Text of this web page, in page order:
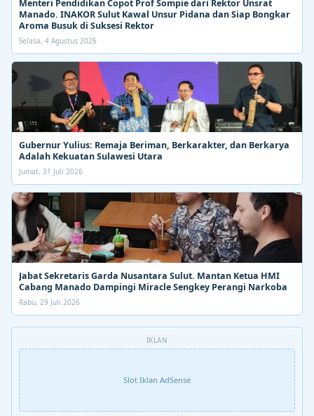
Menteri Pendidikan Copot Prof Sompie dari Rektor Unsrat
Manado. INAKOR Sulut Kawal Unsur Pidana dan Siap Bongkar
Aroma Busuk di Suksesi Rektor
Selasa, 4 Agustus 2026
Gubernur Yulius: Remaja Beriman, Berkarakter, dan Berkarya
Adalah Kekuatan Sulawesi Utara
Jumat, 31 Juli 2026
Jabat Sekretaris Garda Nusantara Sulut. Mantan Ketua HMI
Cabang Manado Dampingi Miracle Sengkey Perangi Narkoba
Rabu, 29 Juli 2026
IKLAN
Slot Iklan AdSense